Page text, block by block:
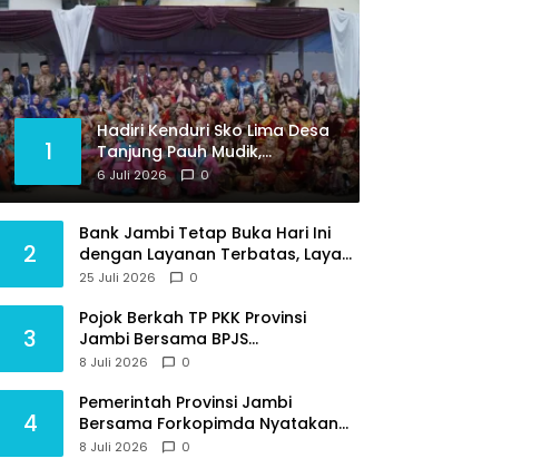
1
Hadiri Kenduri Sko Lima Desa
Tanjung Pauh Mudik,
Gubernur Al Haris Apresiasi
Tradisi jadi Pemersatu dan
Desa
6 Juli 2026 0
2
Bank Jambi Tetap Buka Hari Ini
dengan Layanan Terbatas, Layani
Penggantian Kartu ATM dan
25 Juli 2026 0
3
Pojok Berkah TP PKK Provinsi
Jambi Bersama BPJS
Ketenagakerjaan Beri Edukasi
Masyarakat
8 Juli 2026 0
4
Pemerintah Provinsi Jambi
Bersama Forkopimda Nyatakan
Sikap Tegas Berantas Geng Motor
8 Juli 2026 0